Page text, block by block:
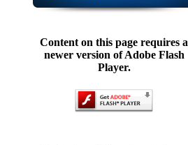
Content on this page requires a
newer version of Adobe Flash
Player.